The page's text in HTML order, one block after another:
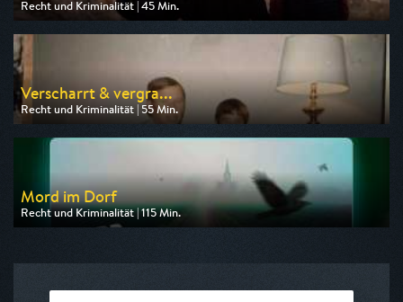
Recht und Kriminalität | 45 Min.
Ausgestrahlt von HR
am 12.08.2026, 20:15
Verscharrt & vergra...
Recht und Kriminalität | 55 Min.
Ausgestrahlt von SAT.1 Gold
am 11.08.2026, 20:15
Mord im Dorf
Recht und Kriminalität | 115 Min.
Ausgestrahlt von SAT.1 Gold